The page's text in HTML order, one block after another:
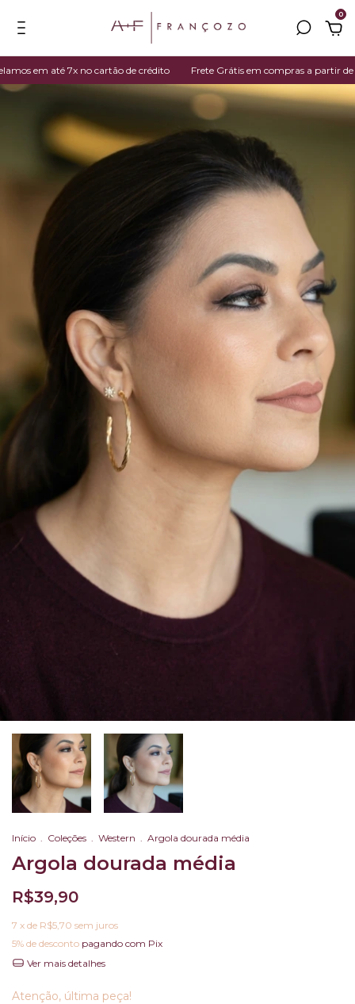
0
em até 7x no cartão de crédito Frete Grátis em compras a partir de R$
Início Coleções Western Argola dourada média
Argola dourada média
R$39,90
7 x de R$5,70 sem juros
5% de desconto pagando com Pix
Ver mais detalhes
Atenção, última peça!